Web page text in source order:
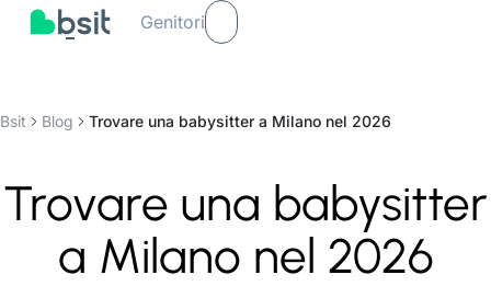
Genitori
Bsit Blog Trovare una babysitter a Milano nel 2026
Trovare una babysitter
a Milano nel 2026